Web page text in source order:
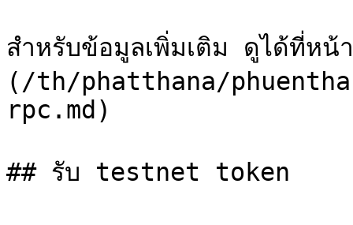
สำหรับข้อมูลเพิ่มเติม ดูได้ที่ห
(/th/phatthana/
rpc.md)
## รับ testnet token